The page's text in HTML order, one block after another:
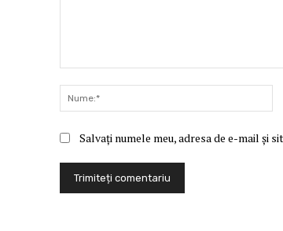
Salvați numele meu, adresa de e-mail și